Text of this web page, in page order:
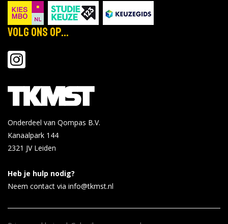
Volg ons op...
Onderdeel van Qompas B.V.
Kanaalpark 144
2321 JV Leiden
Heb je hulp nodig?
Neem contact via info@tkmst.nl